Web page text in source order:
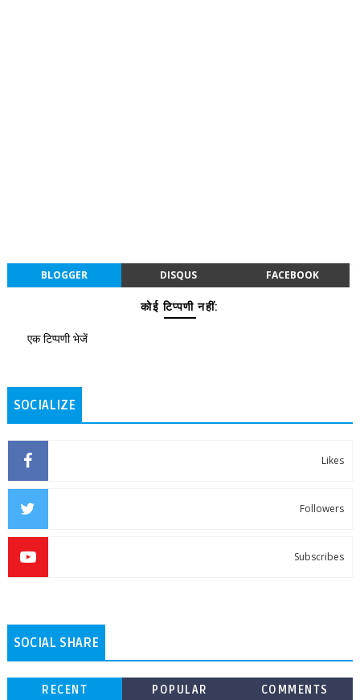
BLOGGER DISQUS FACEBOOK
कोई टिप्पणी नहीं:
एक टिप्पणी भेजें
SOCIALIZE
Likes
Followers
Subscribes
SOCIAL SHARE
RECENT POPULAR COMMENTS